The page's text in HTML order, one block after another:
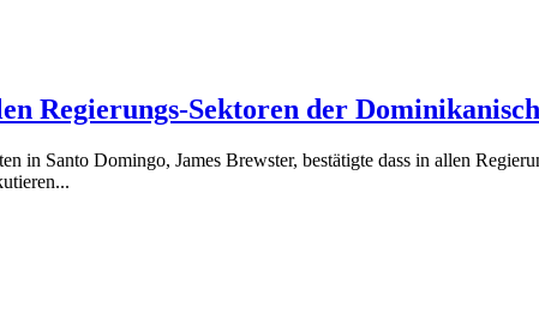
Regierungs-Sektoren der
in Santo Domingo, James Brewster, bestätigte dass in allen